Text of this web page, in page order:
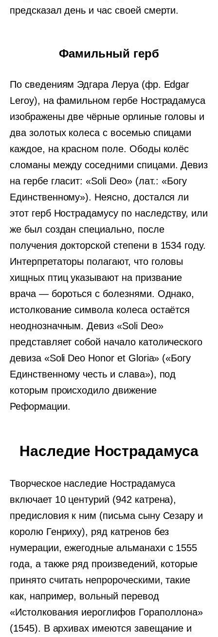
предсказал день и час своей смерти.
Фамильный герб
По сведениям Эдгара Леруа (фр. Edgar
Leroy), на фамильном гербе Нострадамуса
изображены две чёрные орлиные головы и
два золотых колеса с восемью спицами
каждое, на красном поле. Ободы колёс
сломаны между соседними спицами. Девиз
на гербе гласит: «Soli Deo» (лат.: «Богу
Единственному»). Неясно, достался ли
этот герб Нострадамусу по наследству, или
же был создан специально, после
получения докторской степени в 1534 году.
Интерпретаторы полагают, что головы
хищных птиц указывают на призвание
врача — бороться с болезнями. Однако,
истолкование символа колеса остаётся
неоднозначным. Девиз «Soli Deo»
представляет собой начало католического
девиза «Soli Deo Honor et Gloria» («Богу
Единственному честь и слава»), под
которым происходило движение
Реформации.
Наследие Нострадамуса
Творческое наследие Нострадамуса
включает 10 центурий (942 катрена),
предисловия к ним (письма сыну Сезару и
королю Генриху), ряд катренов без
нумерации, ежегодные альманахи с 1555
года, а также ряд произведений, которые
принято считать непророческими, такие
как, например, вольный перевод
«Истолкования иероглифов Гораполлона»
(1545). В архивах имеются завещание и